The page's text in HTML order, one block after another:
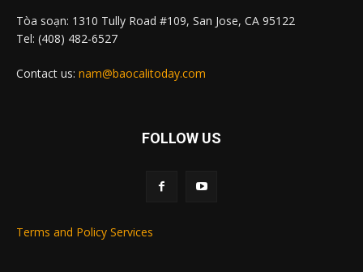
Tòa soạn: 1310 Tully Road #109, San Jose, CA 95122
Tel: (408) 482-6527
Contact us: nam@baocalitoday.com
FOLLOW US
Terms and Policy Services